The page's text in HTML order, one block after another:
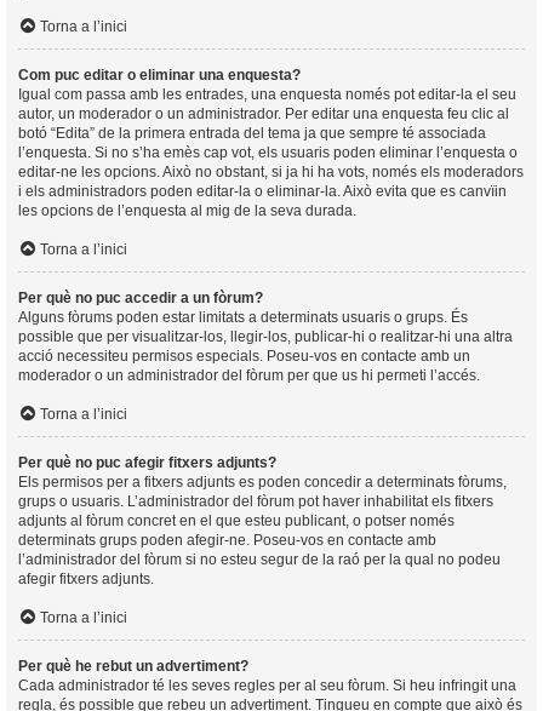
Torna a l’inici
Com puc editar o eliminar una enquesta?
Igual com passa amb les entrades, una enquesta només pot editar-la el seu
autor, un moderador o un administrador. Per editar una enquesta feu clic al
botó “Edita” de la primera entrada del tema ja que sempre té associada
l’enquesta. Si no s’ha emès cap vot, els usuaris poden eliminar l’enquesta o
editar-ne les opcions. Això no obstant, si ja hi ha vots, només els moderadors
i els administradors poden editar-la o eliminar-la. Això evita que es canvïin
les opcions de l’enquesta al mig de la seva durada.
Torna a l’inici
Per què no puc accedir a un fòrum?
Alguns fòrums poden estar limitats a determinats usuaris o grups. És
possible que per visualitzar-los, llegir-los, publicar-hi o realitzar-hi una altra
acció necessiteu permisos especials. Poseu-vos en contacte amb un
moderador o un administrador del fòrum per que us hi permeti l’accés.
Torna a l’inici
Per què no puc afegir fitxers adjunts?
Els permisos per a fitxers adjunts es poden concedir a determinats fòrums,
grups o usuaris. L’administrador del fòrum pot haver inhabilitat els fitxers
adjunts al fòrum concret en el que esteu publicant, o potser només
determinats grups poden afegir-ne. Poseu-vos en contacte amb
l’administrador del fòrum si no esteu segur de la raó per la qual no podeu
afegir fitxers adjunts.
Torna a l’inici
Per què he rebut un advertiment?
Cada administrador té les seves regles per al seu fòrum. Si heu infringit una
regla, és possible que rebeu un advertiment. Tingueu en compte que això és